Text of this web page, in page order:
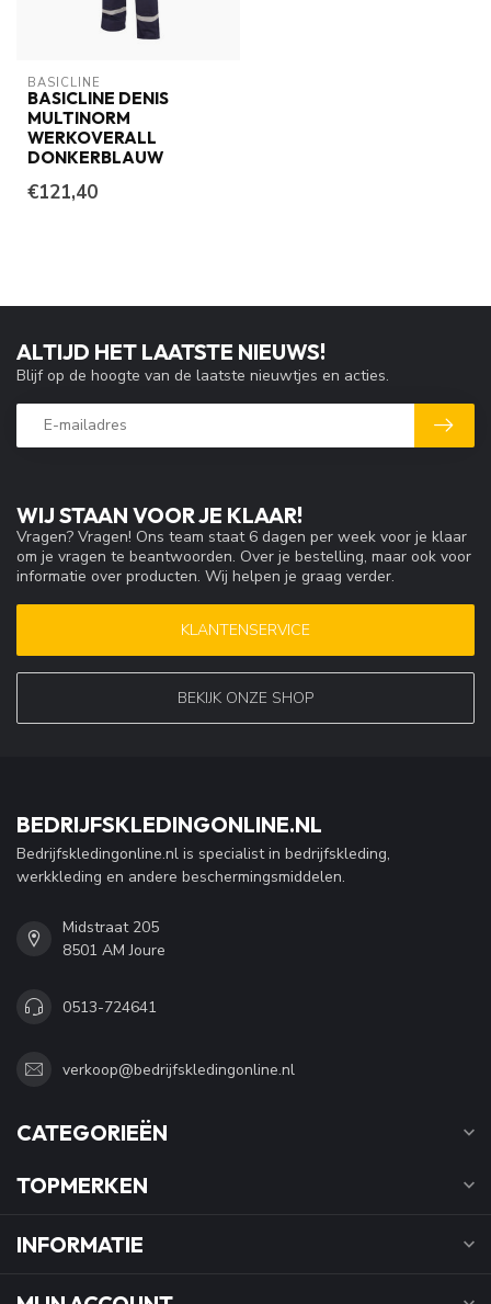
BASICLINE
BASICLINE DENIS
MULTINORM
WERKOVERALL
DONKERBLAUW
€121,40
WIJ STAAN VOOR JE KLAAR!
Vragen? Vragen! Ons team staat 6 dagen per week voor je klaar
om je vragen te beantwoorden. Over je bestelling, maar ook voor
informatie over producten. Wij helpen je graag verder.
KLANTENSERVICE
BEKIJK ONZE SHOP
ALTIJD HET LAATSTE NIEUWS!
Blijf op de hoogte van de laatste nieuwtjes en acties.
BEDRIJFSKLEDINGONLINE.NL
Bedrijfskledingonline.nl is specialist in bedrijfskleding,
werkkleding en andere beschermingsmiddelen.
Midstraat 205
8501 AM Joure
0513-724641
verkoop@bedrijfskledingonline.nl
CATEGORIEËN
TOPMERKEN
INFORMATIE